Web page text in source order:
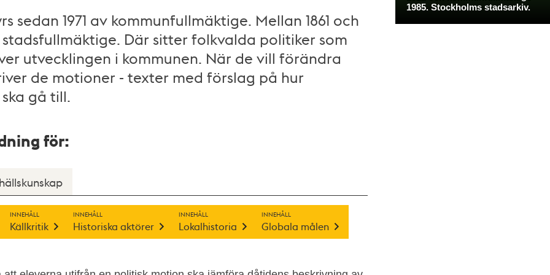
sedan 1971 av kommunfullmäktige. Mellan 1861 och
stadsfullmäktige. Där sitter folkvalda politiker som
utvecklingen i kommunen. När de vill förändra
de motioner - texter med förslag på hur
gå till.
för:
INNEHÅLL
Källkritik
INNEHÅLL
Historiska aktörer
INNEHÅLL
Lokalhistoria
INNEHÅLL
Globala målen